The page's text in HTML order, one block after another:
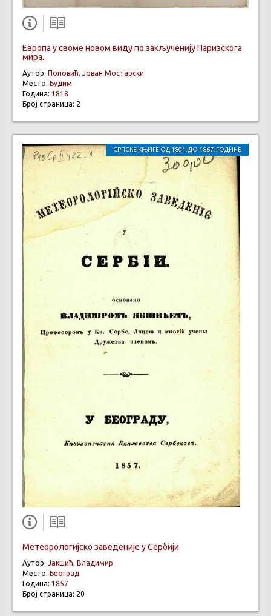
Европа у своме новом виду по закљученију Паризскога
мира...
Аутор: Поповић, Јован Мостарски
Место: Будим
Година: 1818
Број страница: 2
СРПСКЕ КЊИГЕ ОД 1801. ДО 1867. ГОДИНЕ
Метеорологијско заведеније у Сербији
Аутор: Јакшић, Владимир
Место: Београд
Година: 1857
Број страница: 20